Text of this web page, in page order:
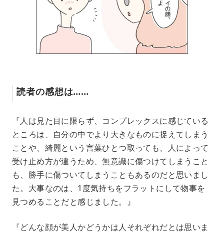
読者の感想は……
『人は見た目に限らず、コンプレックスに感じている
ところは、自分の中でより大きなものに捉えてしまう
ことや、綺麗という言葉ひとつ取っても、人によって
受け止め方が違うため、無意識に傷つけてしまうこと
も、勝手に傷ついてしまうこともあるのだと思いまし
た。大事なのは、1度気持ちをフラットにして物事を
見つめることだと感じました。』
『どんな顔が美人かどうかは人それぞれだとは思いま